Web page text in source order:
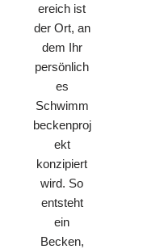
ereich ist
der Ort, an
dem Ihr
persönlich
es
Schwimm
beckenproj
ekt
konzipiert
wird. So
entsteht
ein
Becken,